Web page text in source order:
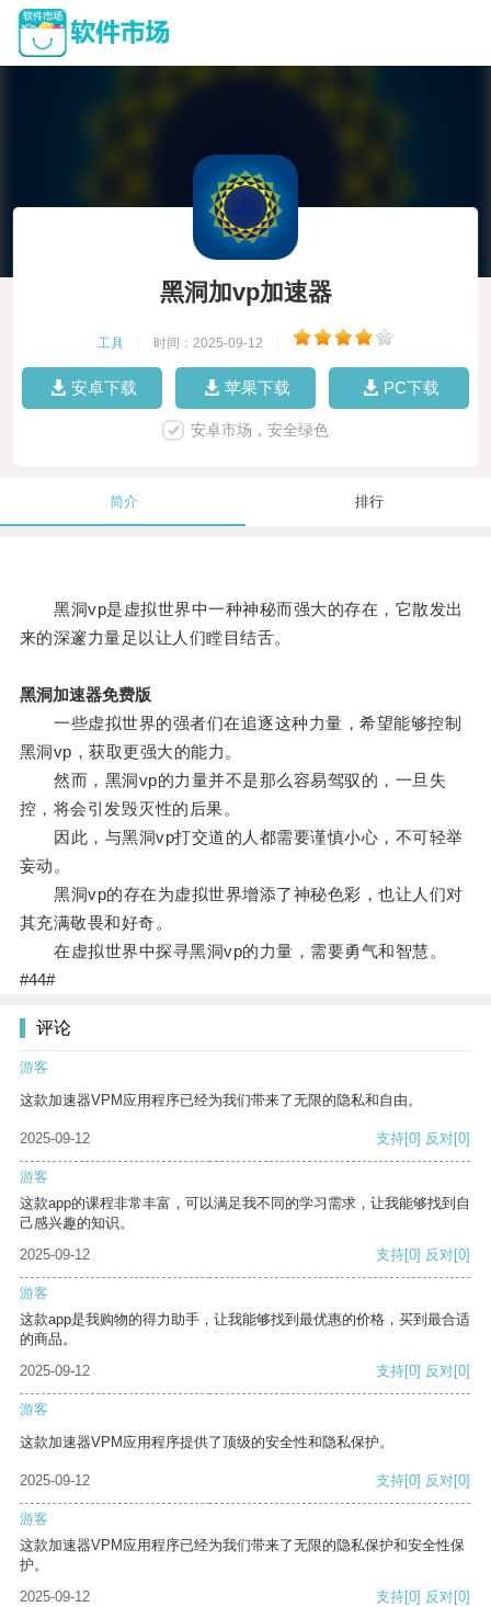
黑洞加vp加速器
工具 时间：2025-09-12
安卓下载 苹果下载 PC下载
安卓市场，安全绿色
简介 排行
黑洞vp是虚拟世界中一种神秘而强大的存在，它散发出
来的深邃力量足以让人们瞠目结舌。
黑洞加速器免费版
一些虚拟世界的强者们在追逐这种力量，希望能够控制
黑洞vp，获取更强大的能力。
然而，黑洞vp的力量并不是那么容易驾驭的，一旦失
控，将会引发毁灭性的后果。
因此，与黑洞vp打交道的人都需要谨慎小心，不可轻举
妄动。
黑洞vp的存在为虚拟世界增添了神秘色彩，也让人们对
其充满敬畏和好奇。
在虚拟世界中探寻黑洞vp的力量，需要勇气和智慧。
#44#
评论
游客
这款加速器VPM应用程序已经为我们带来了无限的隐私和自由。
2025-09-12 支持[0] 反对[0]
游客
这款app的课程非常丰富，可以满足我不同的学习需求，让我能够找到自
己感兴趣的知识。
2025-09-12
支持[0] 反对[0]
游客
这款app是我购物的得力助手，让我能够找到最优惠的价格，买到最合适
的商品。
2025-09-12
支持[0] 反对[0]
游客
这款加速器VPM应用程序提供了顶级的安全性和隐私保护。
2025-09-12 支持[0] 反对[0]
游客
这款加速器VPM应用程序已经为我们带来了无限的隐私保护和安全性保
护。
2025-09-12
支持[0] 反对[0]